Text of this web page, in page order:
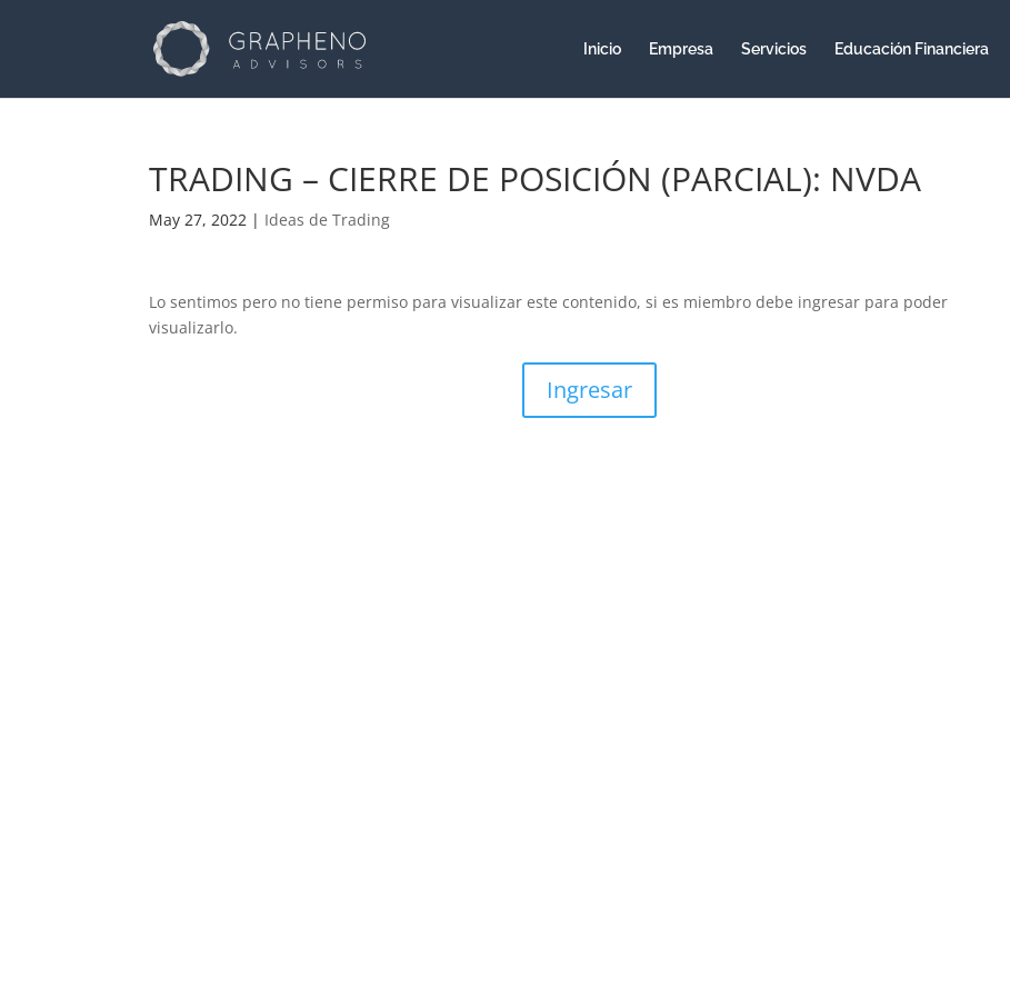
Inicio Empresa Servicios Educación Financiera
TRADING – CIERRE DE POSICIÓN (PARCIAL): NVDA
May 27, 2022 | Ideas de Trading
Lo sentimos pero no tiene permiso para visualizar este contenido, si es miembro debe ingresar para poder
visualizarlo.
Ingresar